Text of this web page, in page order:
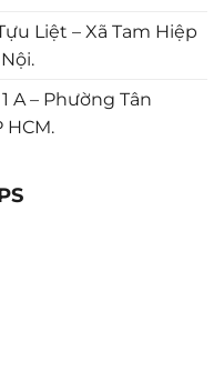
Liệt – Xã Tam Hiệp
A – Phường Tân
HCM.